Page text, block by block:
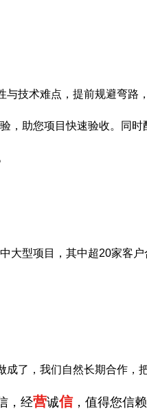
技术难点，提前规避弯路
，助您项目快速验收。同时
型项目，其中超20家客
了，我们自然长期合作，
，经营诚信，值得您信赖